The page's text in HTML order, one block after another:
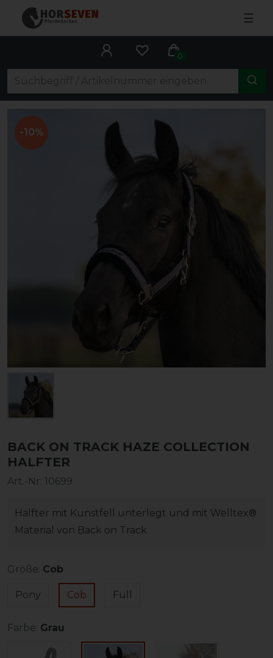
☰
0
-10%
BACK ON TRACK HAZE COLLECTION
HALFTER
Art.-Nr: 10699
Halfter mit Kunstfell unterlegt und mit Welltex®
Material von Back on Track
Größe: Cob
Pony Cob Full
Farbe: Grau